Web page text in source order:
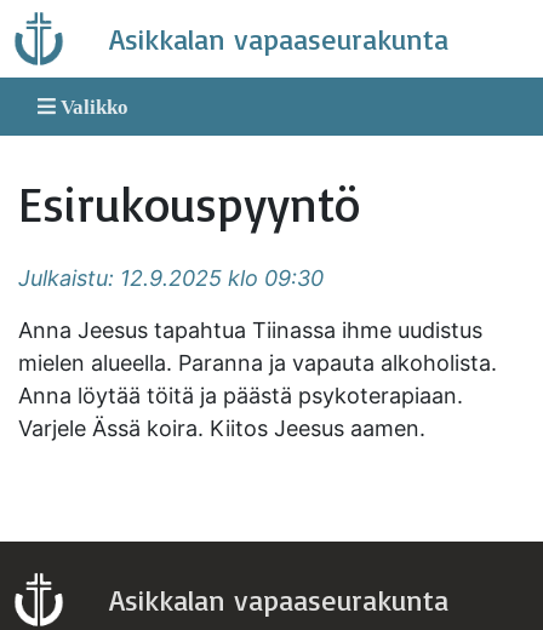
Skip
to
content
Asikkalan vapaaseurakunta
Valikko
Esirukouspyyntö
Julkaistu: 12.9.2025 klo 09:30
Anna Jeesus tapahtua Tiinassa ihme uudistus
mielen alueella. Paranna ja vapauta alkoholista.
Anna löytää töitä ja päästä psykoterapiaan.
Varjele Ässä koira. Kiitos Jeesus aamen.
Asikkalan vapaaseurakunta